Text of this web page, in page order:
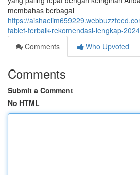
membahas berbagai
https://
tablet-terbaik-rekomendasi-lengkap-2024
Comments
Who Upvoted
Comments
Submit a Comment
No HTML